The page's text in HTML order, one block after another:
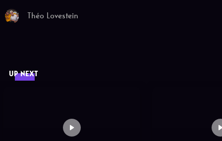
Théo Lovestein
UP NEXT